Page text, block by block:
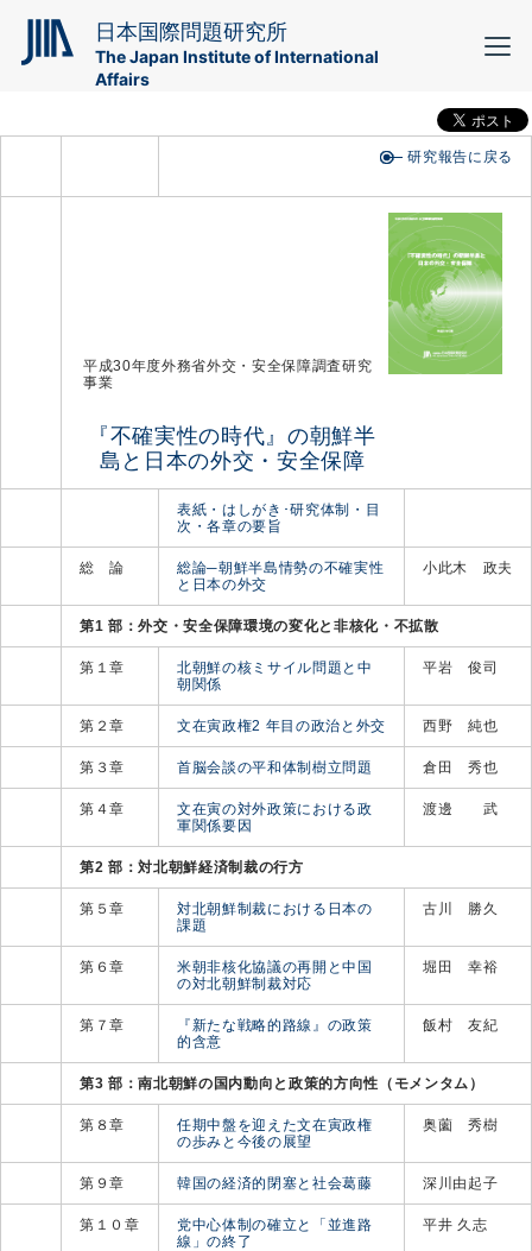
日本国際問題研究所
The Japan Institute of International
Affairs
研究報告に戻る
平成30年度外務省外交・安全保障調査研究
事業
『不確実性の時代』の朝鮮半
島と日本の外交・安全保障
表紙・はしがき･研究体制・目
次・各章の要旨
総 論
総論─朝鮮半島情勢の不確実性
と日本の外交
小此木 政夫
第1 部：外交・安全保障環境の変化と非核化・不拡散
第１章
北朝鮮の核ミサイル問題と中
朝関係
平岩 俊司
第２章 文在寅政権2 年目の政治と外交 西野 純也
第３章 首脳会談の平和体制樹立問題 倉田 秀也
第４章
文在寅の対外政策における政
軍関係要因
渡邊 武
第2 部：対北朝鮮経済制裁の行方
第５章
対北朝鮮制裁における日本の
課題
古川 勝久
第６章
米朝非核化協議の再開と中国
の対北朝鮮制裁対応
堀田 幸裕
第７章
『新たな戦略的路線』の政策
的含意
飯村 友紀
第3 部：南北朝鮮の国内動向と政策的方向性（モメンタム）
第８章
任期中盤を迎えた文在寅政権
の歩みと今後の展望
奥薗 秀樹
第９章 韓国の経済的閉塞と社会葛藤 深川由起子
第１０章
党中心体制の確立と「並進路
線」の終了
平井 久志